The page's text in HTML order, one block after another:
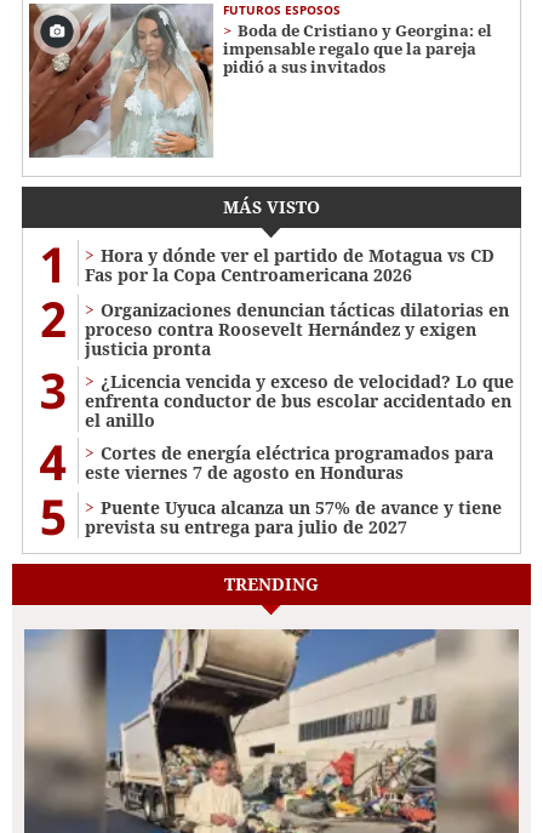
FUTUROS ESPOSOS
Boda de Cristiano y Georgina: el
impensable regalo que la pareja
pidió a sus invitados
MÁS VISTO
1
Hora y dónde ver el partido de Motagua vs CD
Fas por la Copa Centroamericana 2026
2
Organizaciones denuncian tácticas dilatorias en
proceso contra Roosevelt Hernández y exigen
justicia pronta
3
¿Licencia vencida y exceso de velocidad? Lo que
enfrenta conductor de bus escolar accidentado en
el anillo
4
Cortes de energía eléctrica programados para
este viernes 7 de agosto en Honduras
5
Puente Uyuca alcanza un 57% de avance y tiene
prevista su entrega para julio de 2027
TRENDING